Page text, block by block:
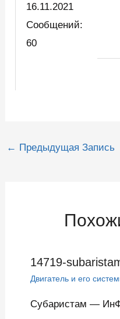
16.11.2021
Сообщений:
60
Навигация
← Предыдущая Запись
14719-
Двигатель и его
Субаристам —